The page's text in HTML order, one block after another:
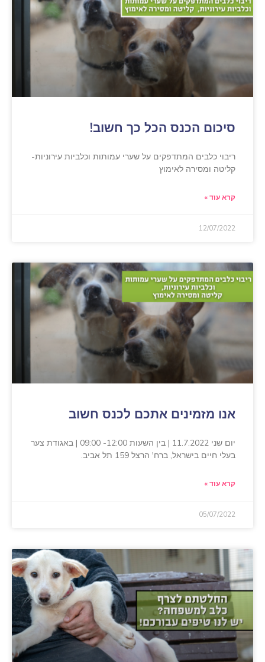
סיכום הכנס הכל כך חשוב!
ריבוי כלבים המתדפקים על שערי עמותות וכלביות עירוניות-
קליטה ומסירה לאימוץ
קרא עוד »
12/07/2022
אנו מזמינים אתכם לכנס חשוב
יום שני 11.7.2022 | בין השעות 12:00- 09:00 | באגודת צער
בעלי חיים בישראל, ברח' הרצל 159 תל אביב.
קרא עוד »
05/07/2022